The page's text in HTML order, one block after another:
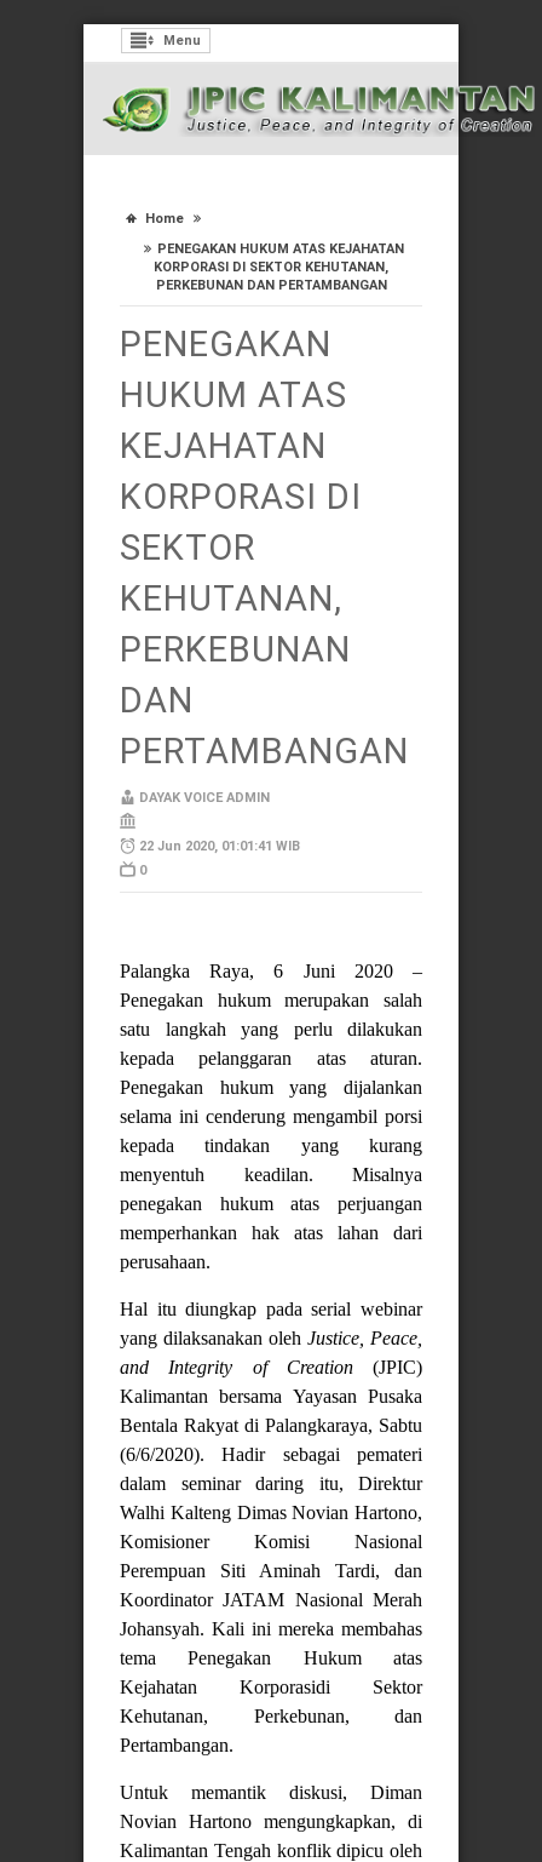
Menu
Home
PENEGAKAN HUKUM ATAS KEJAHATAN
KORPORASI DI SEKTOR KEHUTANAN,
PERKEBUNAN DAN PERTAMBANGAN
PENEGAKAN
HUKUM ATAS
KEJAHATAN
KORPORASI DI
SEKTOR
KEHUTANAN,
PERKEBUNAN
DAN
PERTAMBANGAN
DAYAK VOICE ADMIN
22 Jun 2020, 01:01:41 WIB
0
Palangka Raya, 6 Juni 2020 –
Penegakan hukum merupakan salah
satu langkah yang perlu dilakukan
kepada pelanggaran atas aturan.
Penegakan hukum yang dijalankan
selama ini cenderung mengambil porsi
kepada tindakan yang kurang
menyentuh keadilan. Misalnya
penegakan hukum atas perjuangan
memperhankan hak atas lahan dari
perusahaan.
Hal itu diungkap pada serial webinar
yang dilaksanakan oleh Justice, Peace,
and Integrity of Creation(JPIC)
Kalimantan bersama Yayasan Pusaka
Bentala Rakyat di Palangkaraya, Sabtu
(6/6/2020). Hadir sebagai pemateri
dalam seminar daring itu, Direktur
Walhi Kalteng Dimas Novian Hartono,
Komisioner Komisi Nasional
Perempuan Siti Aminah Tardi, dan
Koordinator JATAM Nasional Merah
Johansyah. Kali ini mereka membahas
tema Penegakan Hukum atas
Kejahatan Korporasidi Sektor
Kehutanan, Perkebunan, dan
Pertambangan.
Untuk memantik diskusi, Diman
Novian Hartono mengungkapkan, di
Kalimantan Tengah konflik dipicu oleh